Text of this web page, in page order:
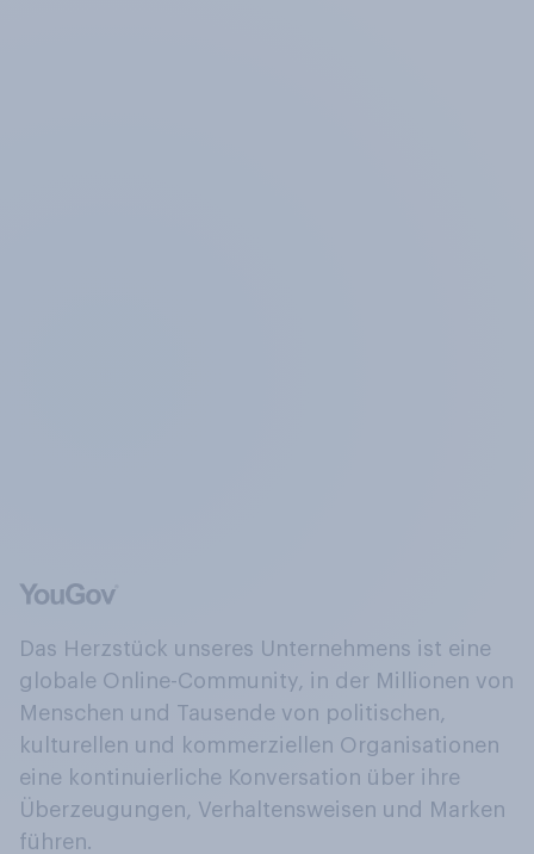
Das Herzstück unseres Unternehmens ist eine
globale Online-Community, in der Millionen von
Menschen und Tausende von politischen,
kulturellen und kommerziellen Organisationen
eine kontinuierliche Konversation über ihre
Überzeugungen, Verhaltensweisen und Marken
führen.